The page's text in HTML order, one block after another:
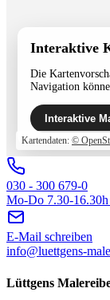
Interaktive
Die
Navigation
Interaktive
Kartendaten: ©
030 - 300 679-0
Mo-Do 7.30-
E-Mail schreiben
info@luettgens-
Lüttgens